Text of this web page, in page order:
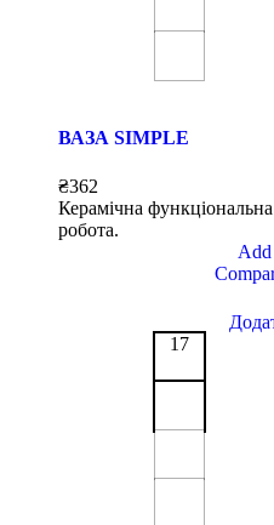
ВАЗА SIMPLE
₴362
Керамічна
робота.
17